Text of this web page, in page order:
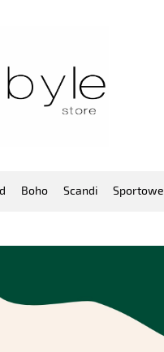
Boho Scandi Sportowe